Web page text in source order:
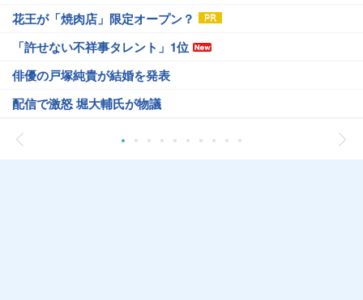
花王が「焼肉店」限定オープン？
「許せない不祥事タレント」1位
俳優の戸塚純貴が結婚を発表
配信で激怒 堀大輔氏が物議